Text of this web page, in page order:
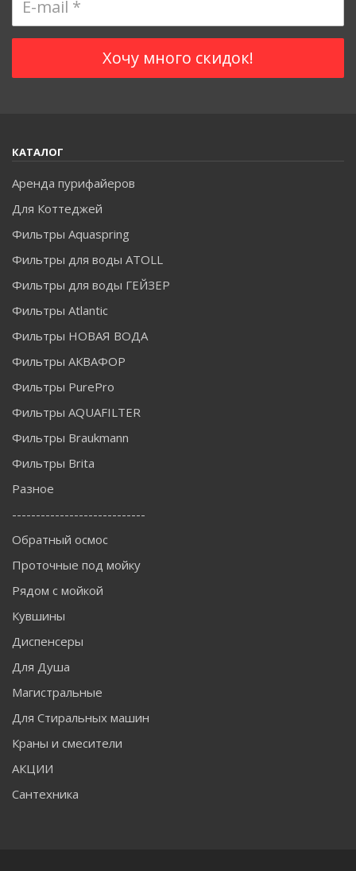
КАТАЛОГ
Аренда пурифайеров
Для Коттеджей
Фильтры Aquaspring
Фильтры для воды ATOLL
Фильтры для воды ГЕЙЗЕР
Фильтры Atlantic
Фильтры НОВАЯ ВОДА
Фильтры АКВАФОР
Фильтры PurePro
Фильтры AQUAFILTER
Фильтры Braukmann
Фильтры Brita
Разное
----------------------------
Обратный осмос
Проточные под мойку
Рядом с мойкой
Кувшины
Диспенсеры
Для Душа
Магистральные
Для Стиральных машин
Краны и смесители
АКЦИИ
Сантехника